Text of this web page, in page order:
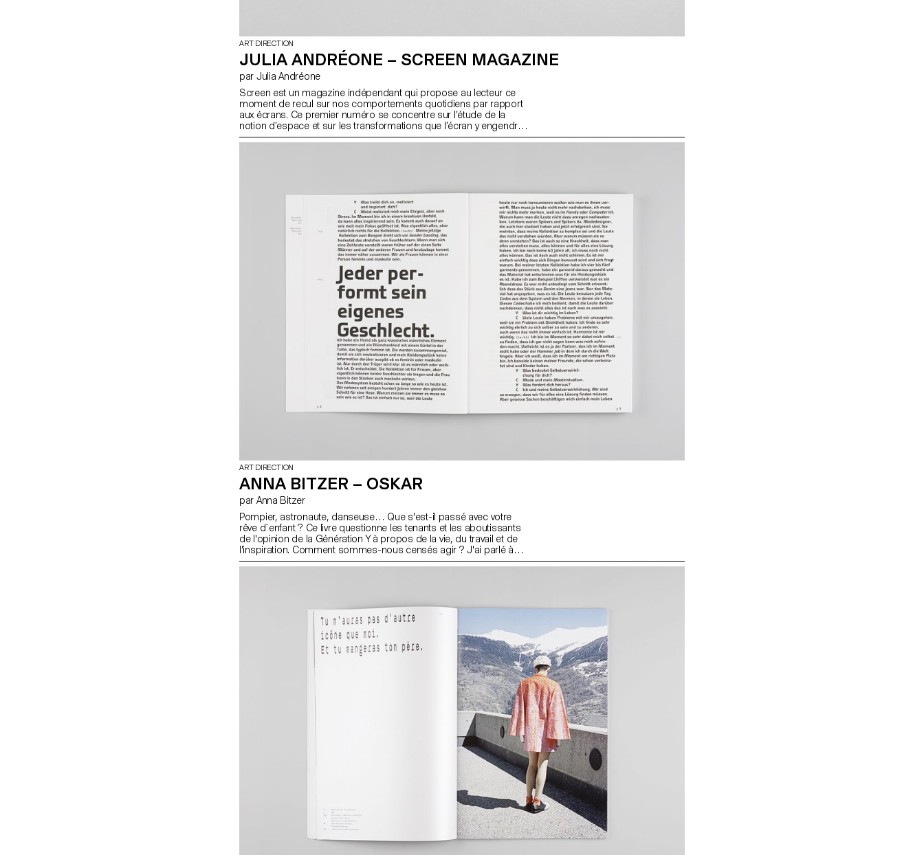
ART DIRECTION
JULIA ANDRÉONE – SCREEN MAGAZINE
par Julia Andréone
Screen est un magazine indépendant qui propose au lecteur ce
moment de recul sur nos comportements quotidiens par rapport
aux écrans. Ce premier numéro se concentre sur l’étude de la
notion d’espace et sur les transformations que l’écran y engendre.
Des écrivains, des photographes, des designers explorent le lien
ART DIRECTION
ANNA BITZER – OSKAR
par Anna Bitzer
Pompier, astronaute, danseuse… Que s'est-il passé avec votre
rêve d´enfant ? Ce livre questionne les tenants et les aboutissants
de l'opinion de la Génération Y à propos de la vie, du travail et de
l'inspiration. Comment sommes-nous censés agir ? J'ai parlé à
14 personnes de différents milieux, avec des ambitions et des
spéciale à la fois, que j'ai spécialement dessinée pour ce projet.
Le tout assemblé, vous découvrez une collection complexe de 14
différentes vies par des interviews et des conversations.